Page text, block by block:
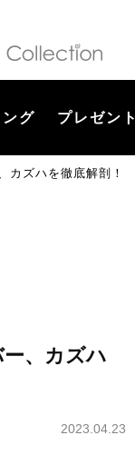
グ プレゼント
ズハを徹底解剖！
、カズハ
2023.04.23